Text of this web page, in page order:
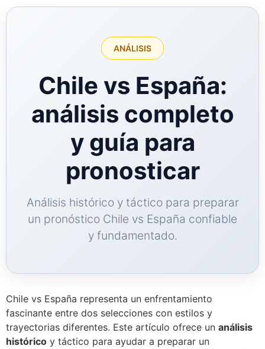
Deportes españoles
ANÁLISIS
Chile vs España:
análisis completo
y guía para
pronosticar
Análisis histórico y táctico para preparar
un pronóstico Chile vs España confiable
y fundamentado.
Chile vs España representa un enfrentamiento
fascinante entre dos selecciones con estilos y
trayectorias diferentes. Este artículo ofrece un análisis
histórico y táctico para ayudar a preparar un